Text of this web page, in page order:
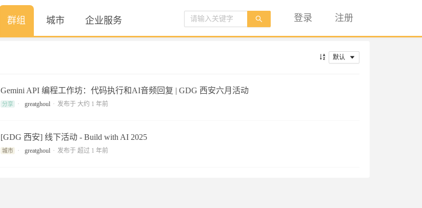
群组 城市 企业服务 登录 注册
默认
Gemini API 编程工作坊：代码执行和AI音频回复 | GDG 西安六月活动
分享 greatghoul 发布于大约 1 年前
[GDG 西安] 线下活动 - Build with AI 2025
城市 greatghoul 发布于超过 1 年前